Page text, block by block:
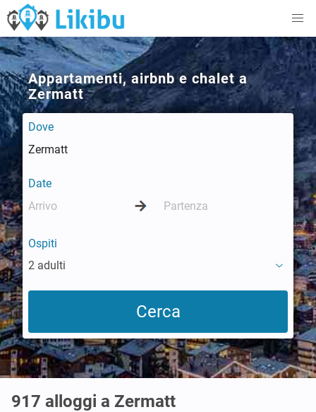
Appartamenti, airbnb e chalet a
Zermatt
Dove
Date
Ospiti
2 adulti
917 alloggi a Zermatt